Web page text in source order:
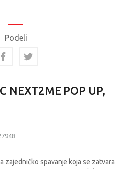
Podeli
NEXT2ME POP UP,
zajedničko spavanje koja se zatvara